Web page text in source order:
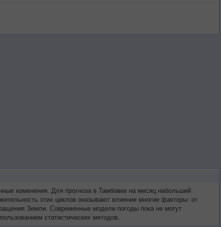
изменения. Для прогноза в Тамбовке на месяц набольший
этих циклов оказывают влияние многие факторы: от
Земли. Современные модели погоды пока не могут
статистических методов.